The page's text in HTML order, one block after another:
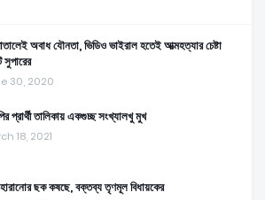
অবাধ যৌনতা, ভিডিও ভাইরাল হতেই আত্মহত্যার চেষ্টা
সুপারের
30, 2020
প্রার্থী তালিকায় একগুচ্ছ সংখ্যালখু মুখ
18, 2021
ছক কষছে, বক্তব্য তৃণমূল বিধায়কের